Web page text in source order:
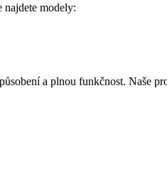
najdete modely:
a plnou funkčnost. Naše